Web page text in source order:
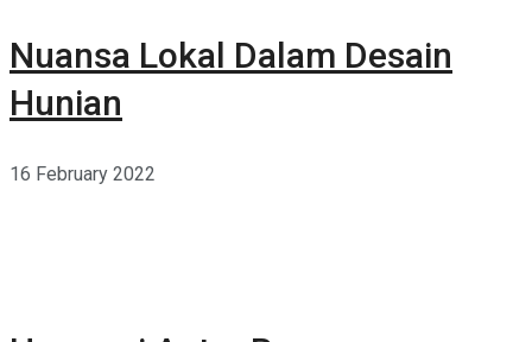
Nuansa Lokal Dalam Desain
Hunian
16 February 2022